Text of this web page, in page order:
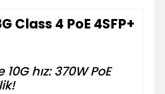
Class 4 PoE 4SFP+
hız: 370W PoE